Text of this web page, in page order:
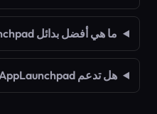
ما هي أفضل بدائل AppLaunchpad؟
هل تدعم AppLaunchpad الترجمة؟